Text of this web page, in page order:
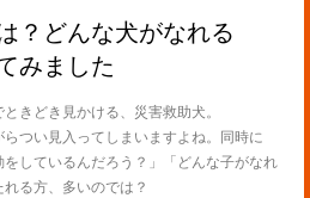
？どんな犬がなれる
みました
きどき見かける、災害救助犬。
つい見入ってしまいますよね。同時に
をしているんだろう？」「どんな子がなれ
る方、多いのでは？